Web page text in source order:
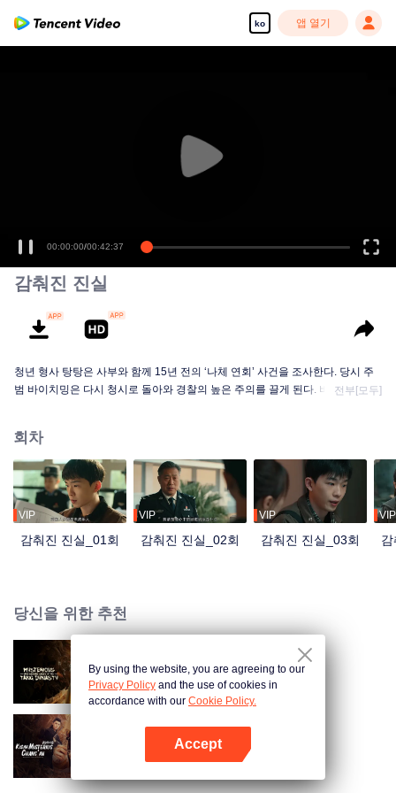
ko 앱 열기
00:00:00/00:42:37
감춰진 진실
청년 형사 탕탕은 사부와 함께 15년 전의 ‘나체 연회’ 사건을 조사한다. 당시 주
범 바이치밍은 다시 청시로 돌아와 경찰의 높은 주의를 끌게 된다. 바이치밍을
을 속여 불법 이득을 취하고 있었고, 이 사건은 바이치밍의 범죄와 깊은 연관이
있었다. 또, 도시 내에서 개 도둑 두 명은 계속 큰 사회적 파장을 일으키고 있었
고, 독성 음식에 의해 피해를 본 노인과 어린이들의 사건을 촉발하며 사회적 갈
등을 심화시킨다. 그들의 뒤에는 ‘바이’과의 관계가 있었고, 지역 내 유명한 훙윈
레스토랑의 사장 왕리는 실수로 살인을 저지른다. 그리고 이상하게 사라진 유기
을 점차 밝혀내지만, 그때, 소꿉친구가 납치되고 그 배후에 숨겨진 범인은…
전부[모두]
회차
VIP
감춰진 진실_01회
VIP
감춰진 진실_02회
VIP
감춰진 진실_03회
VIP
당신을 위한 추천
당대 기이록
Mysterious Tales of Chang'An
By using the website, you are agreeing to our
Privacy Policy and the use of cookies in
accordance with our Cookie Policy.
Accept